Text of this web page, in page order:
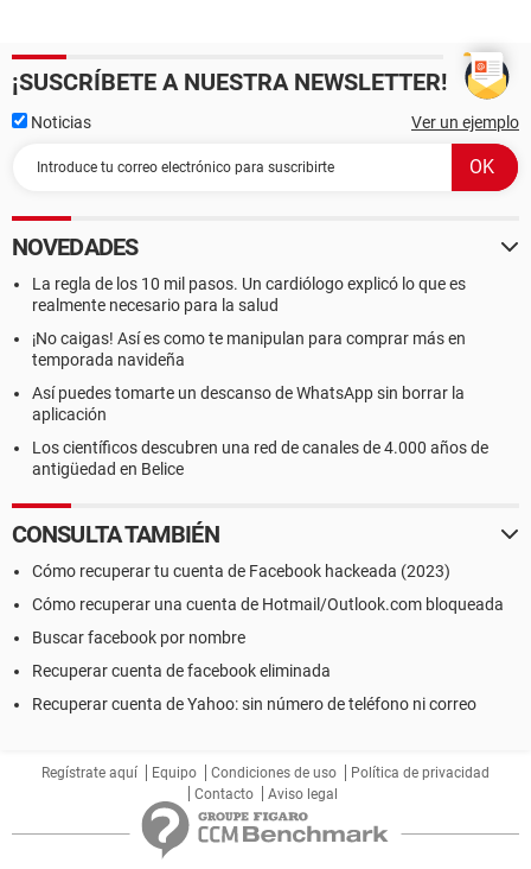
¡SUSCRÍBETE A NUESTRA NEWSLETTER!
Noticias Ver un ejemplo
NOVEDADES
La regla de los 10 mil pasos. Un cardiólogo explicó lo que es
realmente necesario para la salud
¡No caigas! Así es como te manipulan para comprar más en
temporada navideña
Así puedes tomarte un descanso de WhatsApp sin borrar la
aplicación
Los científicos descubren una red de canales de 4.000 años de
antigüedad en Belice
CONSULTA TAMBIÉN
Cómo recuperar tu cuenta de Facebook hackeada (2023)
Cómo recuperar una cuenta de Hotmail/Outlook.com bloqueada
Buscar facebook por nombre
Recuperar cuenta de facebook eliminada
Recuperar cuenta de Yahoo: sin número de teléfono ni correo
Regístrate aquí Equipo Condiciones de uso
Política de privacidad
Contacto
Aviso legal